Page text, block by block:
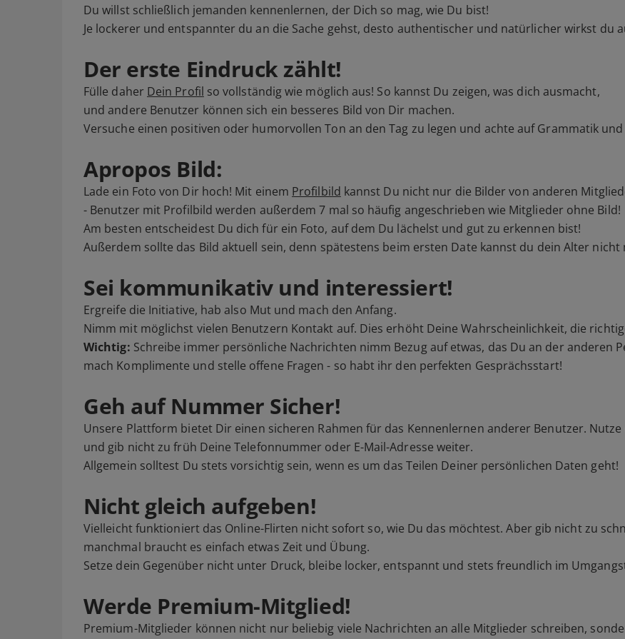
Du willst schließlich jemanden kennenlernen, der Dich so mag, wie Du bist!
Je lockerer und entspannter du an die Sache gehst, desto authentischer und natürlicher wirkst du
Der erste Eindruck zählt!
Fülle daher Dein Profil so vollständig wie möglich aus! So kannst Du zeigen, was dich ausmacht,
und andere Benutzer können sich ein besseres Bild von Dir machen.
Versuche einen positiven oder humorvollen Ton an den Tag zu legen und achte auf Grammatik
Apropos Bild:
Lade ein Foto von Dir hoch! Mit einem Profilbild kannst Du nicht nur die Bilder von anderen
- Benutzer mit Profilbild werden außerdem 7 mal so häufig angeschrieben wie Mitglieder ohne Bild!
Am besten entscheidest Du dich für ein Foto, auf dem Du lächelst und gut zu erkennen bist!
Außerdem sollte das Bild aktuell sein, denn spätestens beim ersten Date kannst du dein Alter nicht
Sei kommunikativ und interessiert!
Ergreife die Initiative, hab also Mut und mach den Anfang.
Nimm mit möglichst vielen Benutzern Kontakt auf. Dies erhöht Deine Wahrscheinlichkeit, die
Wichtig: Schreibe immer persönliche Nachrichten nimm Bezug auf etwas, das Du an der anderen
mach Komplimente und stelle offene Fragen - so habt ihr den perfekten Gesprächsstart!
Geh auf Nummer Sicher!
Unsere Plattform bietet Dir einen sicheren Rahmen für das Kennenlernen anderer Benutzer.
und gib nicht zu früh Deine Telefonnummer oder E-Mail-Adresse weiter.
Allgemein solltest Du stets vorsichtig sein, wenn es um das Teilen Deiner persönlichen Daten geht!
Nicht gleich aufgeben!
Vielleicht funktioniert das Online-Flirten nicht sofort so, wie Du das möchtest. Aber gib nicht zu
manchmal braucht es einfach etwas Zeit und Übung.
Setze dein Gegenüber nicht unter Druck, bleibe locker, entspannt und stets freundlich im
Werde Premium-Mitglied!
Premium-Mitglieder können nicht nur beliebig viele Nachrichten an alle Mitglieder schreiben,